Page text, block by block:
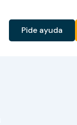
Pide ayuda